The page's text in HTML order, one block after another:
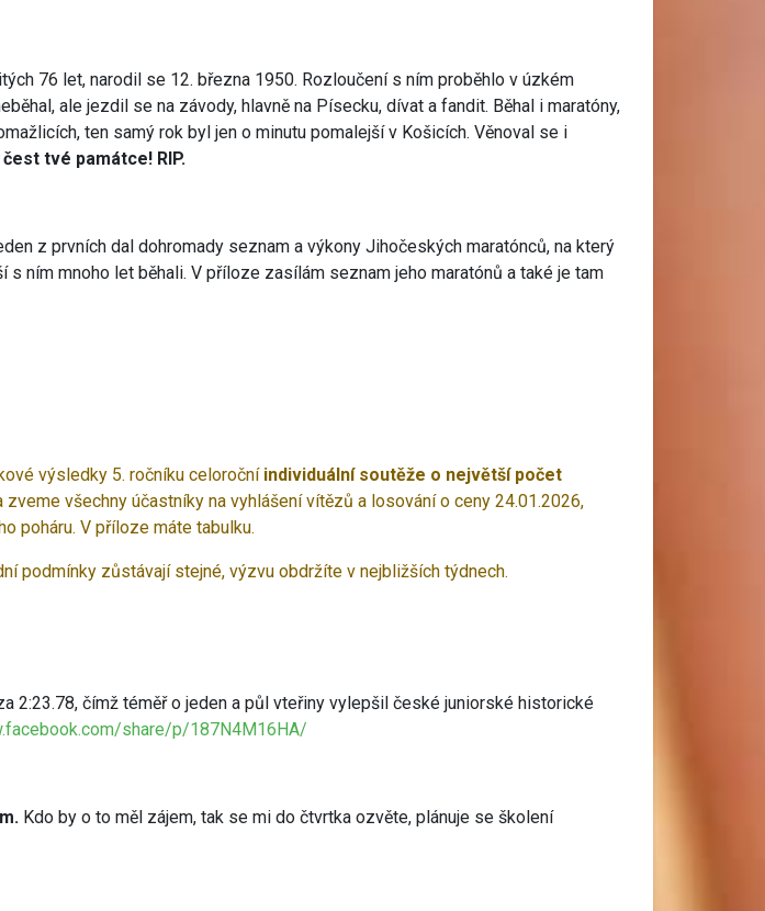
76 let, narodil se 12. března 1950. Rozloučení s ním proběhlo v úzkém
ale jezdil se na závody, hlavně na Písecku, dívat a fandit. Běhal i maratóny,
ten samý rok byl jen o minutu pomalejší v Košicích. Věnoval se i
tvé památce! RIP.
z prvních dal dohromady seznam a výkony Jihočeských maratónců, na který
ním mnoho let běhali. V příloze zasílám seznam jeho maratónů a také je tam
výsledky 5. ročníku celoroční individuální soutěže o největší počet
všechny účastníky na vyhlášení vítězů a losování o ceny 24.01.2026,
poháru. V příloze máte tabulku.
podmínky zůstávají stejné, výzvu obdržíte v nejbližších týdnech.
2:23.78, čímž téměř o jeden a půl vteřiny vylepšil české juniorské historické
share/p/187N4M16HA/
Kdo by o to měl zájem, tak se mi do čtvrtka ozvěte, plánuje se školení